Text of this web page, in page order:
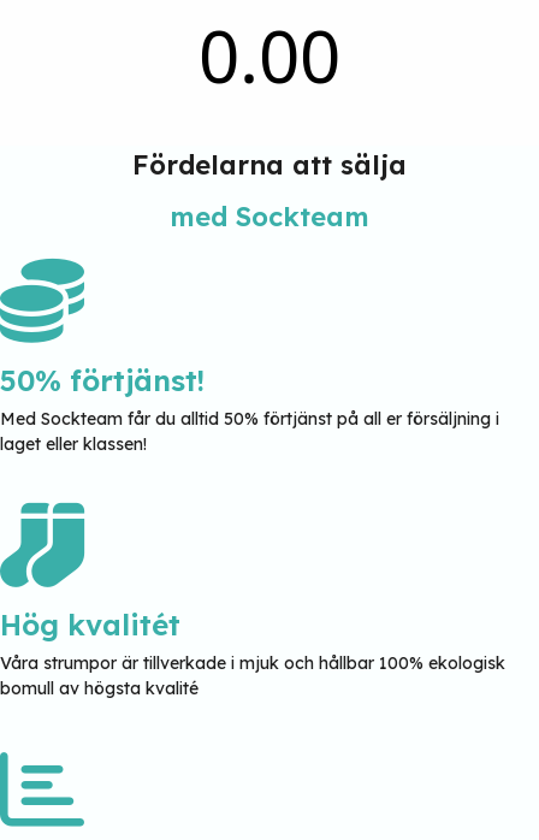
0.00
Fördelarna att sälja
med Sockteam
50% förtjänst!
Med Sockteam får du alltid 50% förtjänst på all er försäljning i
laget eller klassen!
Hög kvalitét
Våra strumpor är tillverkade i mjuk och hållbar 100% ekologisk
bomull av högsta kvalité